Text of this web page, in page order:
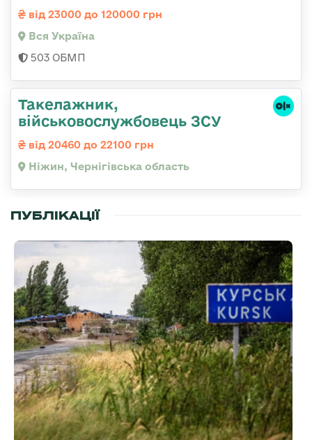
від 23000 до 120000 грн
Вся Україна
503 ОБМП
Такелажник,
військовослужбовець ЗСУ
від 20460 до 22100 грн
Ніжин, Чернігівська область
ПУБЛІКАЦІЇ